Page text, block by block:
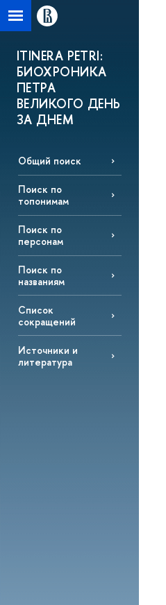
ITINERA PETRI:
БИОХРОНИКА
ПЕТРА
ВЕЛИКОГО ДЕНЬ
ЗА ДНЕМ
Общий поиск
Поиск по
топонимам
Поиск по
персонам
Поиск по
названиям
Список
сокращений
Источники и
литература